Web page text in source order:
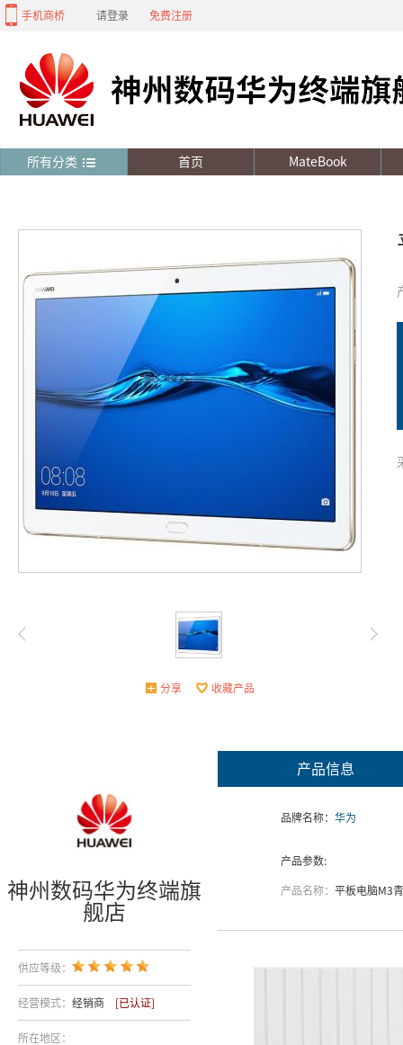
手机商桥 请登录 免费注册
所有分类 首页 MateBook
分享 收藏产品
产品信息
品牌名称： 华为
产品参数:
产品名称： 平板电脑M3青春版
神州数码华为终端旗
舰店
供应等级：
经营模式： 经销商 [已认证]
所在地区：